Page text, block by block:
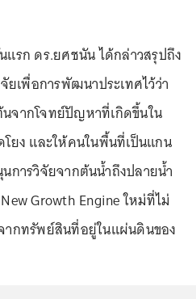
รก ดร.ยศชนัน ได้กล่าวสรุปถึง
เพื่อการพัฒนาประเทศไว้ว่า
จากโจทย์ปัญหาที่เกิดขึ้นใน
ยง และให้คนในพื้นที่เป็นแกน
การวิจัยจากต้นน้ำถึงปลายน้ำ
Growth Engine ใหม่ที่ไม่
ากทรัพย์สินที่อยู่ในแผ่นดินของ